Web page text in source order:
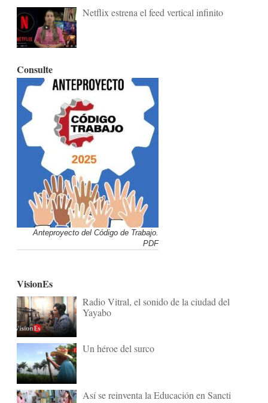
Netflix estrena el feed vertical infinito
Consulte
Anteproyecto del Código de Trabajo.
PDF
VisionEs
Radio Vitral, el sonido de la ciudad del
Yayabo
Un héroe del surco
Así se reinventa la Educación en Sancti